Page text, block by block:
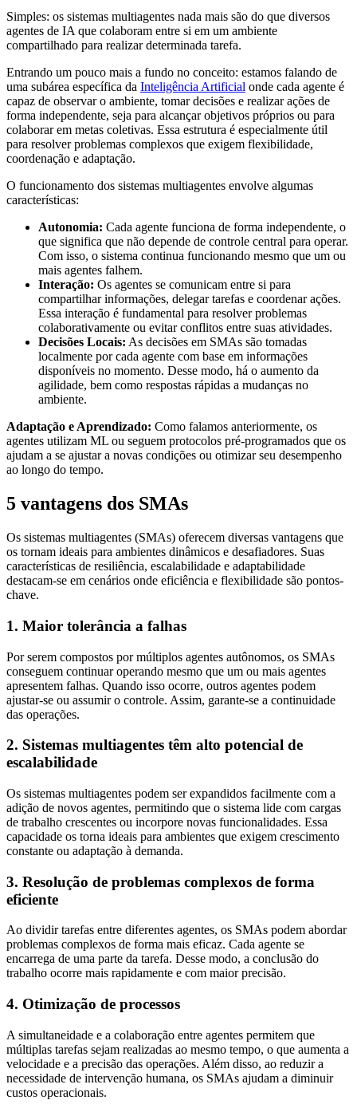
Simples: os sistemas multiagentes nada mais são do que diversos
agentes de IA que colaboram entre si em um ambiente
compartilhado para realizar determinada tarefa.
Entrando um pouco mais a fundo no conceito: estamos falando de
uma subárea específica da Inteligência Artificial onde cada agente é
capaz de observar o ambiente, tomar decisões e realizar ações de
forma independente, seja para alcançar objetivos próprios ou para
colaborar em metas coletivas. Essa estrutura é especialmente útil
para resolver problemas complexos que exigem flexibilidade,
coordenação e adaptação.
O funcionamento dos sistemas multiagentes envolve algumas
características:
Autonomia: Cada agente funciona de forma independente, o
que significa que não depende de controle central para operar.
Com isso, o sistema continua funcionando mesmo que um ou
mais agentes falhem.
Interação: Os agentes se comunicam entre si para
compartilhar informações, delegar tarefas e coordenar ações.
Essa interação é fundamental para resolver problemas
colaborativamente ou evitar conflitos entre suas atividades.
Decisões Locais: As decisões em SMAs são tomadas
localmente por cada agente com base em informações
disponíveis no momento. Desse modo, há o aumento da
agilidade, bem como respostas rápidas a mudanças no
ambiente.
Adaptação e Aprendizado: Como falamos anteriormente, os
agentes utilizam ML ou seguem protocolos pré-programados que os
ajudam a se ajustar a novas condições ou otimizar seu desempenho
ao longo do tempo.
5 vantagens dos SMAs
Os sistemas multiagentes (SMAs) oferecem diversas vantagens que
os tornam ideais para ambientes dinâmicos e desafiadores. Suas
características de resiliência, escalabilidade e adaptabilidade
destacam-se em cenários onde eficiência e flexibilidade são pontos-
chave.
1. Maior tolerância a falhas
Por serem compostos por múltiplos agentes autônomos, os SMAs
conseguem continuar operando mesmo que um ou mais agentes
apresentem falhas. Quando isso ocorre, outros agentes podem
ajustar-se ou assumir o controle. Assim, garante-se a continuidade
das operações.
2. Sistemas multiagentes têm alto potencial de
escalabilidade
Os sistemas multiagentes podem ser expandidos facilmente com a
adição de novos agentes, permitindo que o sistema lide com cargas
de trabalho crescentes ou incorpore novas funcionalidades. Essa
capacidade os torna ideais para ambientes que exigem crescimento
constante ou adaptação à demanda.
3. Resolução de problemas complexos de forma
eficiente
Ao dividir tarefas entre diferentes agentes, os SMAs podem abordar
problemas complexos de forma mais eficaz. Cada agente se
encarrega de uma parte da tarefa. Desse modo, a conclusão do
trabalho ocorre mais rapidamente e com maior precisão.
4. Otimização de processos
A simultaneidade e a colaboração entre agentes permitem que
múltiplas tarefas sejam realizadas ao mesmo tempo, o que aumenta a
velocidade e a precisão das operações. Além disso, ao reduzir a
necessidade de intervenção humana, os SMAs ajudam a diminuir
custos operacionais.